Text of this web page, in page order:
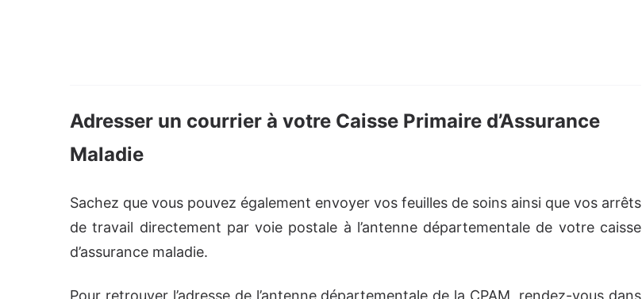
Adresser un courrier à votre Caisse Primaire d’Assurance
Maladie
Sachez que vous pouvez également envoyer vos feuilles de soins ainsi que vos arrêts
de travail directement par voie postale à l’antenne départementale de votre caisse
d’assurance maladie.
Pour retrouver l’adresse de l’antenne départementale de la CPAM, rendez-vous dans